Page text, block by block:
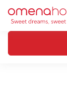
Skip to content